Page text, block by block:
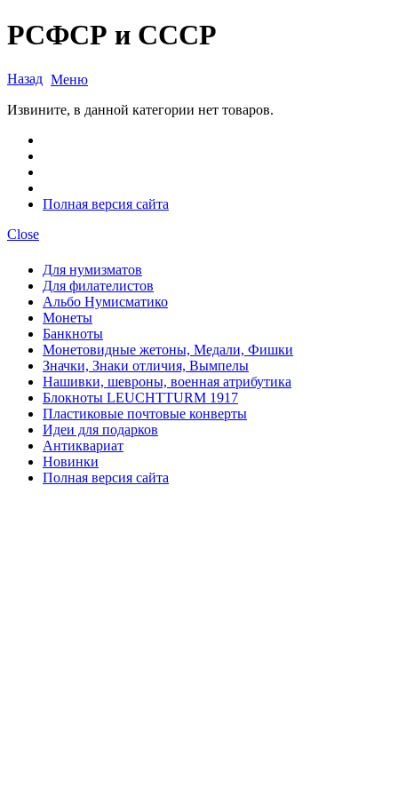
РСФСР и СССР
Назад Меню
Извините, в данной категории нет товаров.
Полная версия сайта
Close
Для нумизматов
Для филателистов
Альбо Нумисматико
Монеты
Банкноты
Монетовидные жетоны, Медали, Фишки
Значки, Знаки отличия, Вымпелы
Нашивки, шевроны, военная атрибутика
Блокноты LEUCHTTURM 1917
Пластиковые почтовые конверты
Идеи для подарков
Антиквариат
Новинки
Полная версия сайта